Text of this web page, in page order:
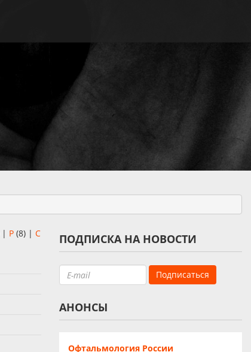
| Р (8) | С
ПОДПИСКА НА НОВОСТИ
АНОНСЫ
Офтальмология России